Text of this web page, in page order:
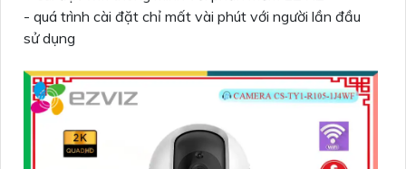
- quá trình cài đặt chỉ mất vài phút với người lần đầu
sử dụng